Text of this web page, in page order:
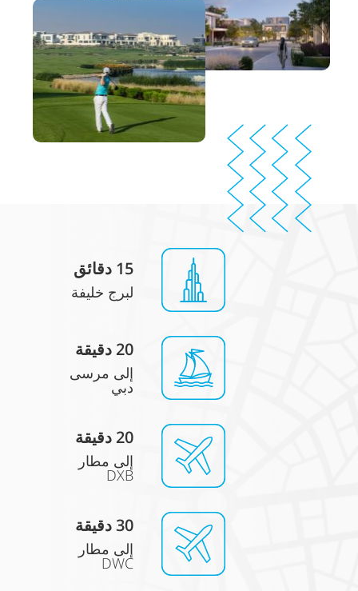
15 دقائق
لبرج خليفة
20 دقيقة
إلى مرسى
دبي
20 دقيقة
إلى مطار
DXB
30 دقيقة
إلى مطار
DWC